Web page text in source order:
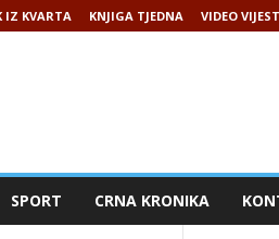
IZ KVARTA KNJIGA TJEDNA VIDEO
SPORT CRNA KRONIKA